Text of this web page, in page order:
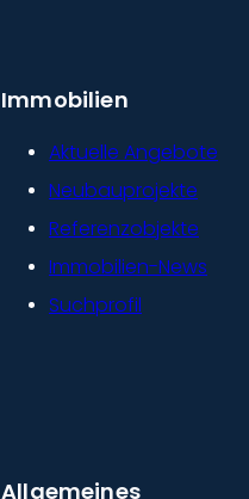
Immobilien
Aktuelle Angebote
Neubauprojekte
Referenzobjekte
Immobilien-News
Suchprofil
Allgemeines